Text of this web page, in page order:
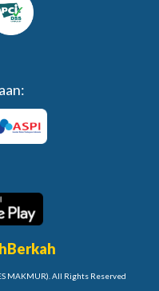
MAKMUR). All Rights Reserved